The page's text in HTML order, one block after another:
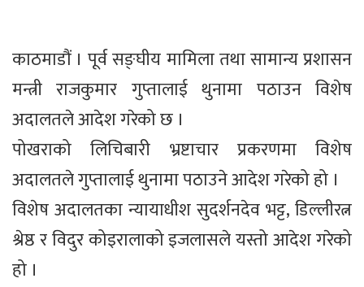
काठमाडौं । पूर्व सङ्घीय मामिला तथा सामान्य प्रशासन
मन्त्री राजकुमार गुप्तालाई थुनामा पठाउन विशेष
अदालतले आदेश गरेको छ ।
पोखराको लिचिबारी भ्रष्टाचार प्रकरणमा विशेष
अदालतले गुप्तालाई थुनामा पठाउने आदेश गरेको हो ।
विशेष अदालतका न्यायाधीश सुदर्शनदेव भट्ट, डिल्लीरत्न
श्रेष्ठ र विदुर कोइरालाको इजलासले यस्तो आदेश गरेको
हो ।